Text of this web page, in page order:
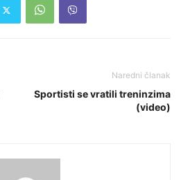
Naredni članak
Sportisti se vratili treninzima
(video)